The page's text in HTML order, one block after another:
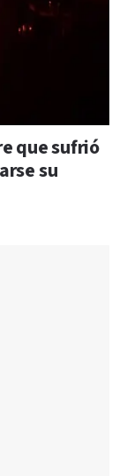
que sufrió
su